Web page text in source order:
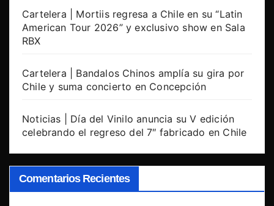
Cartelera | Mortiis regresa a Chile en su “Latin
American Tour 2026” y exclusivo show en Sala
RBX
Cartelera | Bandalos Chinos amplía su gira por
Chile y suma concierto en Concepción
Noticias | Día del Vinilo anuncia su V edición
celebrando el regreso del 7″ fabricado en Chile
Comentarios Recientes